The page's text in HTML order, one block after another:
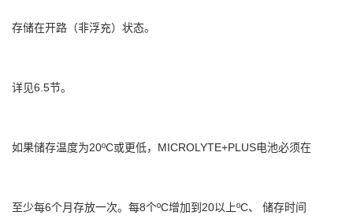
存储在开路（非浮充）状态。
详见6.5节。
如果储存温度为20ºC或更低，MICROLYTE+PLUS电池必须在
至少每6个月存放一次。每8个ºC增加到20以上ºC、 储存时间